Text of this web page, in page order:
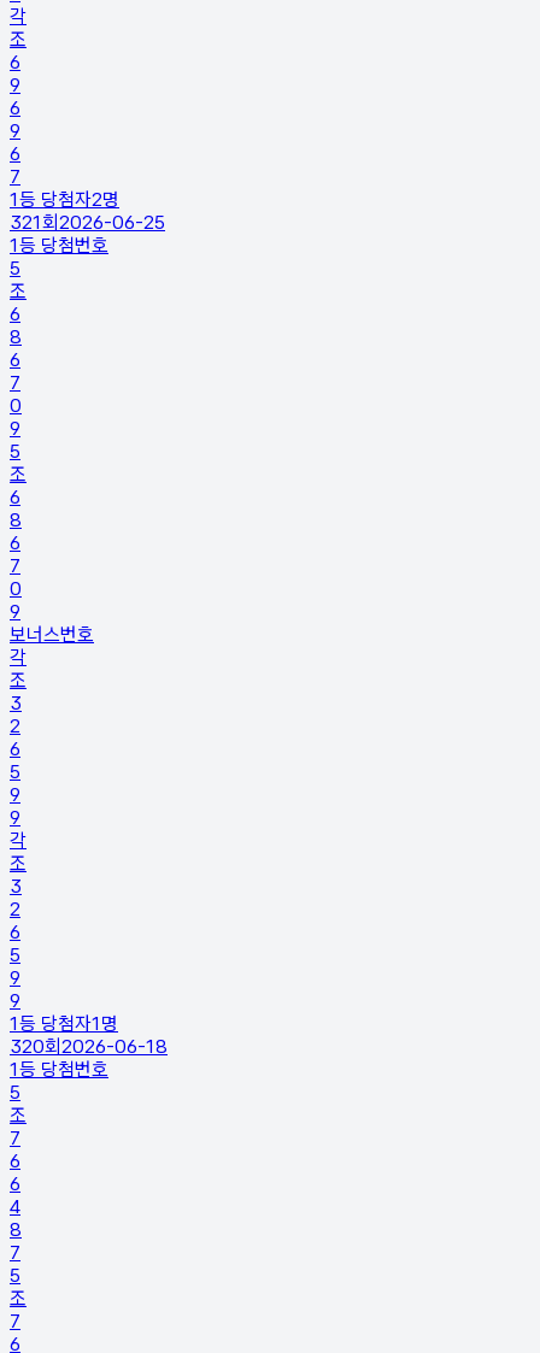
각
조
6
9
6
9
6
7
1등 당첨자2명
321회2026-06-25
1등 당첨번호
5
조
6
8
6
7
0
9
5
조
6
8
6
7
0
9
보너스번호
각
조
3
2
6
5
9
9
각
조
3
2
6
5
9
9
1등 당첨자1 명
320회2026-06-18
1등 당첨번호
5
조
7
6
6
4
8
7
5
조
7
6